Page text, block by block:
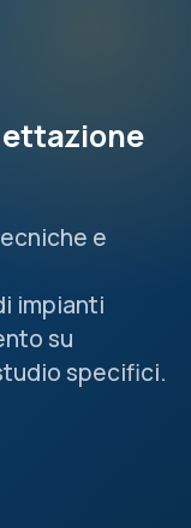
e
impianti
su
specifici.